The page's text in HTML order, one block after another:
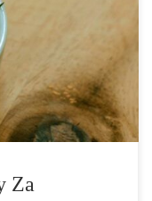
odwiedziłeś
pomarańczowego,
być również
„3-carene”. Delta
Za